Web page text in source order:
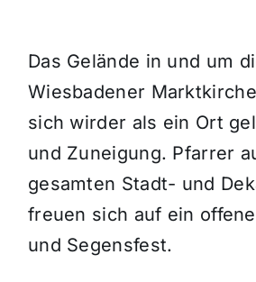
Das Gelände in und um
Wiesbadener
sich wirder als ein Ort
und Zuneigung. Pfarrer
gesamten Stadt- und
freuen sich auf ein
und Segensfest.